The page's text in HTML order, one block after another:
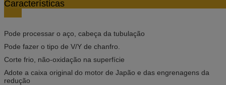
Pode processar o aço, cabeça da tubulação
Pode fazer o tipo de V/Y de chanfro.
Corte frio, não-oxidação na superfície
Adote a caixa original do motor de Japão e das engrenagens da
redução